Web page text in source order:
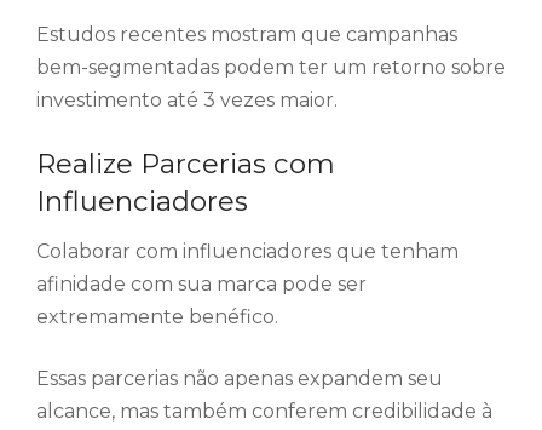
Estudos recentes mostram que campanhas
bem-segmentadas podem ter um retorno sobre
investimento até 3 vezes maior.
Realize Parcerias com
Influenciadores
Colaborar com influenciadores que tenham
afinidade com sua marca pode ser
extremamente benéfico.
Essas parcerias não apenas expandem seu
alcance, mas também conferem credibilidade à